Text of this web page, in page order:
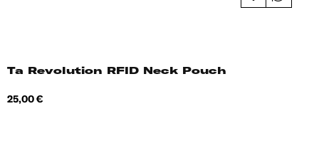
Ta Revolution RFID Neck Pouch
Hind
25,00 €